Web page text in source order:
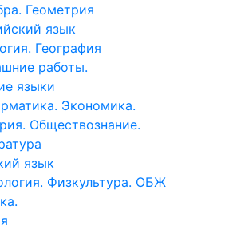
Геометрия
язык
География
работы.
языки
Экономика.
Обществознание.
язык
Физкультура. ОБЖ